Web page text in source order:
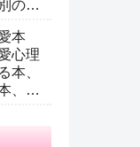
のお
本
心理
本、
、男